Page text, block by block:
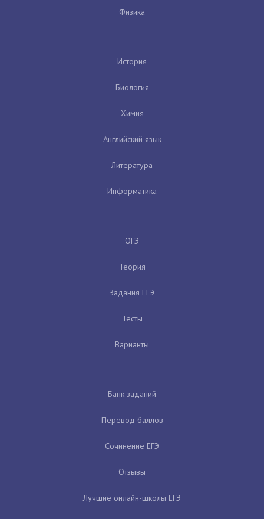
Физика
История
Биология
Химия
Английский язык
Литература
Информатика
ОГЭ
Теория
Задания ЕГЭ
Тесты
Варианты
Банк заданий
Перевод баллов
Сочинение ЕГЭ
Отзывы
Лучшие онлайн-школы ЕГЭ